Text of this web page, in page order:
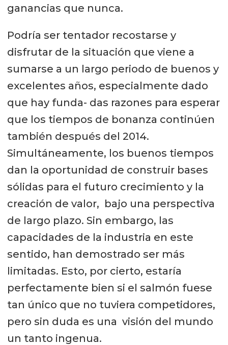
ganancias que nunca.
Podría ser tentador recostarse y
disfrutar de la situación que viene a
sumarse a un largo periodo de buenos y
excelentes años, especialmente dado
que hay funda- das razones para esperar
que los tiempos de bonanza continúen
también después del 2014.
Simultáneamente, los buenos tiempos
dan la oportunidad de construir bases
sólidas para el futuro crecimiento y la
creación de valor, bajo una perspectiva
de largo plazo. Sin embargo, las
capacidades de la industria en este
sentido, han demostrado ser más
limitadas. Esto, por cierto, estaría
perfectamente bien si el salmón fuese
tan único que no tuviera competidores,
pero sin duda es una visión del mundo
un tanto ingenua.